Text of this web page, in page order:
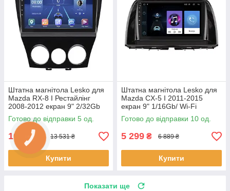
Штатна магнітола Lesko для
Mazda RX-8 I Рестайлінг
2008-2012 екран 9" 2/32Gb
4G Wi-Fi GPS Top 5 шт.
Готово до відправки 5 од.
10 408 13 531 ₴
Купити
Штатна магнітола Lesko для
Mazda CX-5 I 2011-2015
екран 9" 1/16Gb/ Wi-Fi
Optima GPS Android Мазда
10 шт.
Готово до відправки 10 од.
5 299 ₴ 6 889 ₴
Купити
Показати ще